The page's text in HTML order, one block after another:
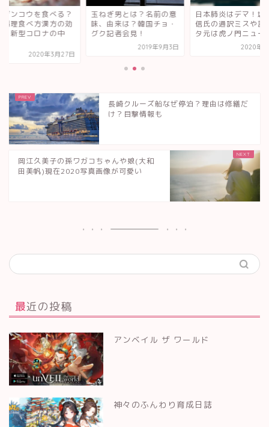
ぎ男とは？名前の意
由来は？韓国チョ・
記者会見！
日本肺炎はデマ！坂東忠
信氏の通訳ミスや誤訳ネ
タ元は虎ノ門ニュース
2020年3月4日
センザンコウを食べ
味や料理食べ方漢方
能も！新型コロナの
長崎クルーズ船なぜ停泊？理由は修繕だ
け？目撃情報も
岡江久美子の孫ワガコちゃんや娘(大和
田美帆)現在2020写真画像が可愛い
最近の投稿
アンベイル ザ ワールド
神々のふんわり育成日誌